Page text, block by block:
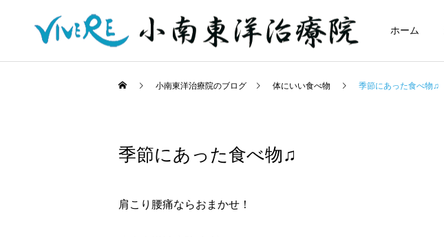
ホーム
小南東洋治療院のブログ 体にいい食べ物 季節にあった食べ物♫
季節にあった食べ物♫
肩こり腰痛ならおまかせ！